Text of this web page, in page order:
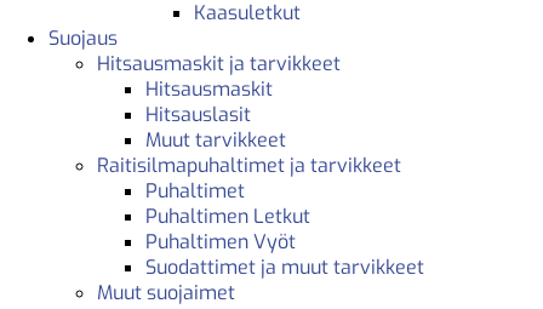
Kaasuletkut
Suojaus
Hitsausmaskit ja tarvikkeet
Hitsausmaskit
Hitsauslasit
Muut tarvikkeet
Raitisilmapuhaltimet ja tarvikkeet
Puhaltimet
Puhaltimen Letkut
Puhaltimen Vyöt
Suodattimet ja muut tarvikkeet
Muut suojaimet